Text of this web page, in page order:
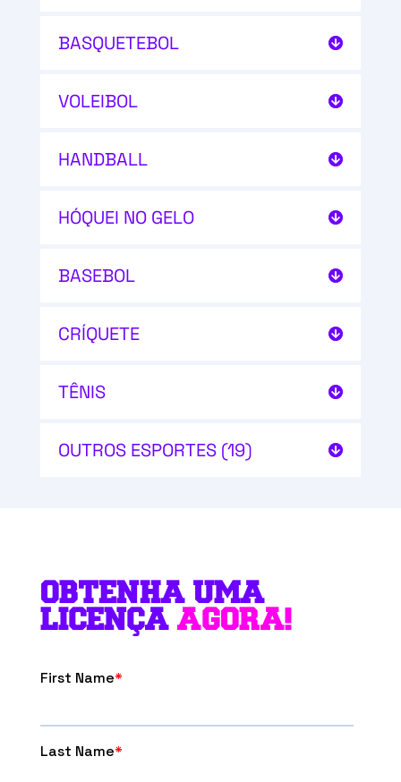
BASQUETEBOL
VOLEIBOL
HANDBALL
HÓQUEI NO GELO
BASEBOL
CRÍQUETE
TÊNIS
OUTROS ESPORTES (19)
OBTENHA UMA
LICENÇA AGORA!